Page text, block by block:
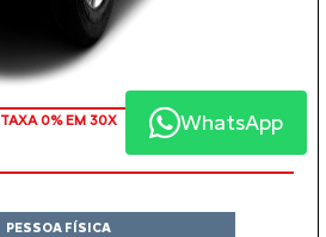
TAXA 0% EM 30X
PESSOA FÍSICA
WhatsApp